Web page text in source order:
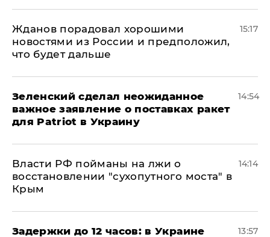
Жданов порадовал хорошими
новостями из России и предположил,
что будет дальше
15:17
Зеленский сделал неожиданное
важное заявление о поставках ракет
для Patriot в Украину
14:54
Власти РФ пойманы на лжи о
восстановлении "сухопутного моста" в
Крым
14:14
Задержки до 12 часов: в Украине
13:57